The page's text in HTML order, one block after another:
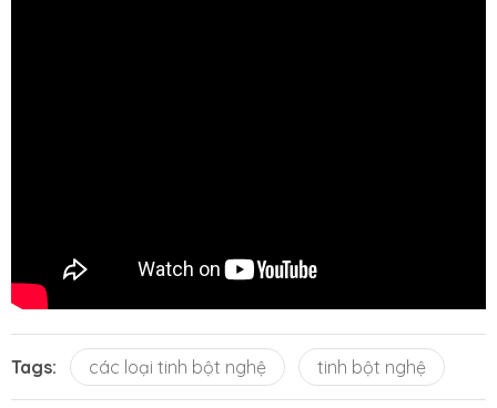
Tags: các loại tinh bột nghệ tinh bột nghệ